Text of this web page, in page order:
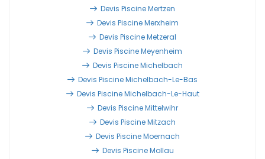
Devis Piscine Mertzen
Devis Piscine Merxheim
Devis Piscine Metzeral
Devis Piscine Meyenheim
Devis Piscine Michelbach
Devis Piscine Michelbach-Le-Bas
Devis Piscine Michelbach-Le-Haut
Devis Piscine Mittelwihr
Devis Piscine Mitzach
Devis Piscine Moernach
Devis Piscine Mollau